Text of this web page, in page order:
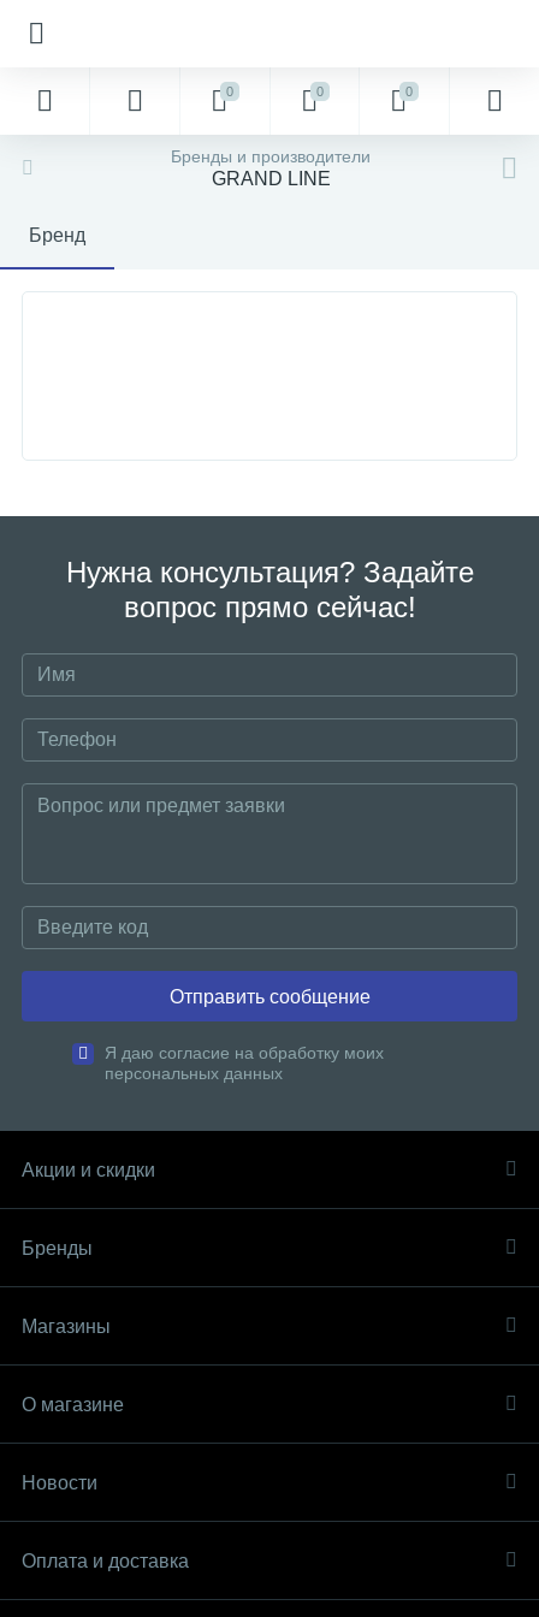
0 0 0
Бренды и производители
GRAND LINE
Бренд
Нужна консультация? Задайте
вопрос прямо сейчас!
Отправить сообщение
Я даю согласие на обработку моих
персональных данных
Акции и скидки
Бренды
Магазины
О магазине
Новости
Оплата и доставка